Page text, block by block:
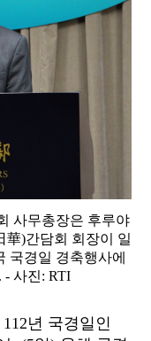
사무총장은 후루야
華)간담회 회장이 일
국경일 경축행사에
- 사진: RTI
년 국경일인